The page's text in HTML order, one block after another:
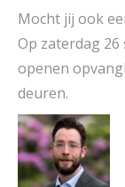
Mocht jij ook
Op zaterdag
openen
deuren.